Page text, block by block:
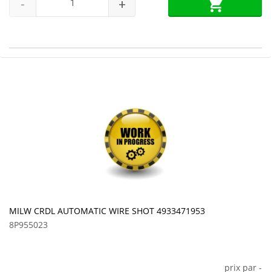
- +
MILW CRDL AUTOMATIC WIRE SHOT 4933471953
8P955023
prix par -